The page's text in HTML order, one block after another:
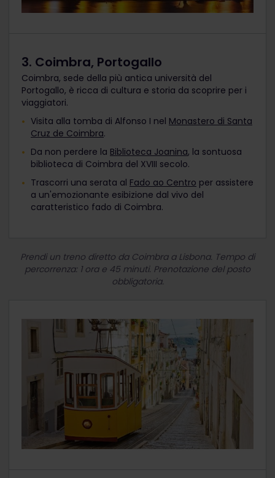
3. Coimbra, Portogallo
Coimbra, sede della più antica università del
Portogallo, è ricca di cultura e storia da scoprire per i
viaggiatori.
Visita alla tomba di Alfonso I nel Monastero di Santa
Cruz de Coimbra.
Da non perdere la Biblioteca Joanina, la sontuosa
biblioteca di Coimbra del XVIII secolo.
Trascorri una serata al Fado ao Centro per assistere
a un'emozionante esibizione dal vivo del
caratteristico fado di Coimbra.
Prendi un treno diretto da Coimbra a Lisbona. Tempo di
percorrenza: 1 ora e 45 minuti. Prenotazione del posto
obbligatoria.